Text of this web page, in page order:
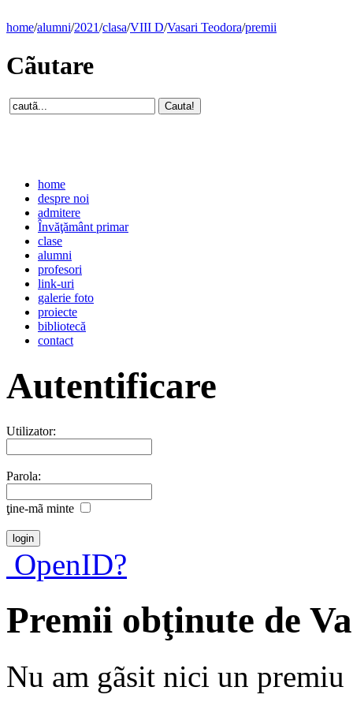
home/alumni/2021/clasa/VIII D/Vasari Teodora/premii
Cãutare
home
despre noi
admitere
Învăţământ primar
clase
alumni
profesori
link-uri
galerie foto
proiecte
bibliotecă
contact
Autentificare
Utilizator:
Parola:
ţine-mã minte
OpenID?
Premii obţinute de
Nu am gãsit nici un premiu